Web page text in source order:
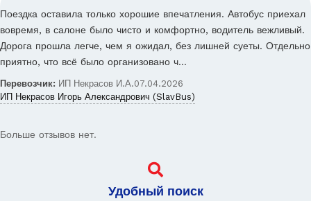
Поездка оставила только хорошие впечатления. Автобус приехал
вовремя, в салоне было чисто и комфортно, водитель вежливый.
Дорога прошла легче, чем я ожидал, без лишней суеты. Отдельно
приятно, что всё было организовано ч…
Перевозчик: ИП Некрасов И.А.07.04.2026
ИП Некрасов Игорь Александрович (SlavBus)
Больше отзывов нет.
Удобный поиск